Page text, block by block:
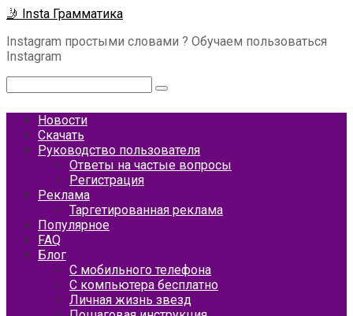
Перейти
контенту
🤳 Insta Грамматика
Instagram простыми словами ? Обучаем пользоваться
Instagram
Новости
Скачать
Руководство пользователя
Ответы на частые вопросы
Регистрация
Реклама
Таргетированная реклама
Популярное
FAQ
Блог
С мобильного телефона
С компьютера бесплатно
Личная жизнь звезд